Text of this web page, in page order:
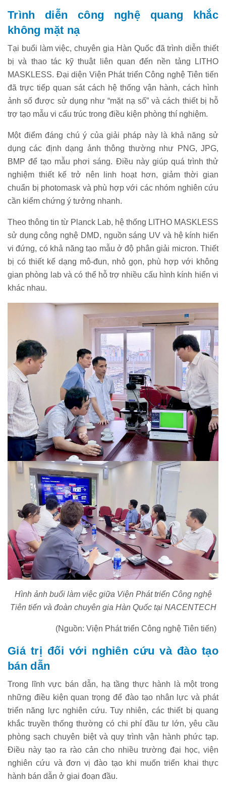
Trình diễn công nghệ quang khắc
không mặt nạ
Tại buổi làm việc, chuyên gia Hàn Quốc đã trình diễn thiết
bị và thao tác kỹ thuật liên quan đến nền tảng LITHO
MASKLESS. Đại diện Viện Phát triển Công nghệ Tiên tiến
đã trực tiếp quan sát cách hệ thống vận hành, cách hình
ảnh số được sử dụng như “mặt nạ số” và cách thiết bị hỗ
trợ tạo mẫu vi cấu trúc trong điều kiện phòng thí nghiệm.
Một điểm đáng chú ý của giải pháp này là khả năng sử
dụng các định dạng ảnh thông thường như PNG, JPG,
BMP để tạo mẫu phơi sáng. Điều này giúp quá trình thử
nghiệm thiết kế trở nên linh hoạt hơn, giảm thời gian
chuẩn bị photomask và phù hợp với các nhóm nghiên cứu
cần kiểm chứng ý tưởng nhanh.
Theo thông tin từ Planck Lab, hệ thống LITHO MASKLESS
sử dụng công nghệ DMD, nguồn sáng UV và hệ kính hiển
vi đứng, có khả năng tạo mẫu ở độ phân giải micron. Thiết
bị có thiết kế dạng mô-đun, nhỏ gọn, phù hợp với không
gian phòng lab và có thể hỗ trợ nhiều cấu hình kính hiển vi
khác nhau.
Hình ảnh buổi làm việc giữa Viện Phát triển Công nghệ
Tiên tiến và đoàn chuyên gia Hàn Quốc tại NACENTECH
(Nguồn: Viện Phát triển Công nghệ Tiên tiến)
Giá trị đối với nghiên cứu và đào tạo
bán dẫn
Trong lĩnh vực bán dẫn, hạ tầng thực hành là một trong
những điều kiện quan trọng để đào tạo nhân lực và phát
triển năng lực nghiên cứu. Tuy nhiên, các thiết bị quang
khắc truyền thống thường có chi phí đầu tư lớn, yêu cầu
phòng sạch chuyên biệt và quy trình vận hành phức tạp.
Điều này tạo ra rào cản cho nhiều trường đại học, viện
nghiên cứu và đơn vị đào tạo khi muốn triển khai thực
hành bán dẫn ở giai đoạn đầu.